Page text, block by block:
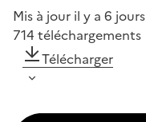
Mis à jour il y a 6 jours
714 téléchargements
Télécharger